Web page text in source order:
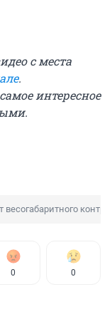
с места
.
интересное
весогабаритного
0 0